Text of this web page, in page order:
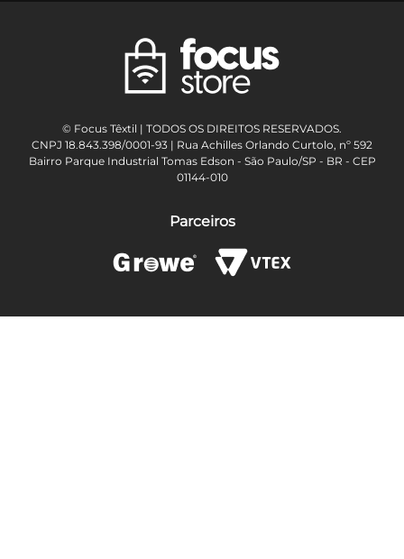
© Focus Têxtil | TODOS OS DIREITOS RESERVADOS.
CNPJ 18.843.398/0001-93 | Rua Achilles Orlando Curtolo, nº 592
Bairro Parque Industrial Tomas Edson - São Paulo/SP - BR - CEP
01144-010
Parceiros